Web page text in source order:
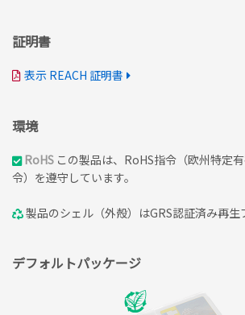
証明書
表示 REACH 証明書
環境
RoHS この製品は、RoHS指令（欧州特定
令）を遵守しています。
製品のシェル（外殻）はGRS認証済み再
デフォルトパッケージ